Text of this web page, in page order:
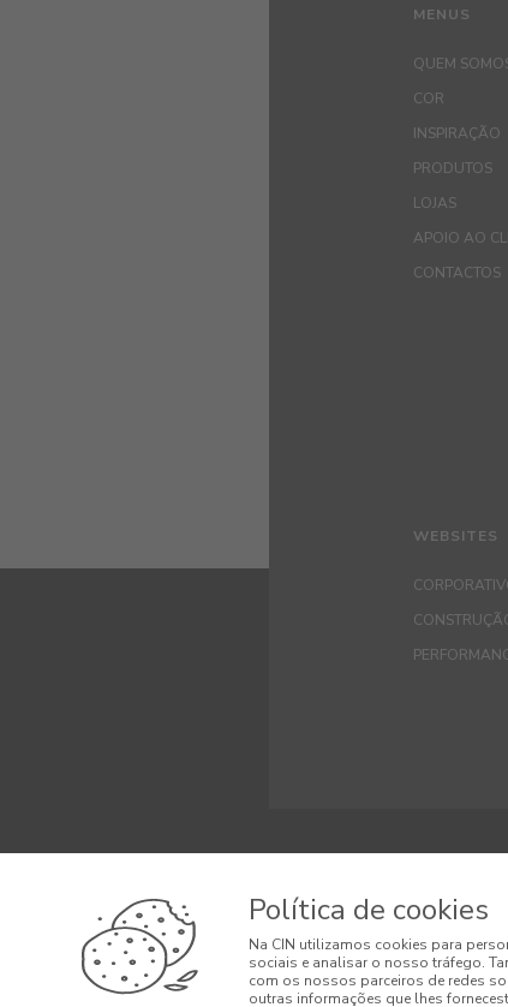
MENUS
QUEM
COR
INSPIRAÇÃO
PRODUTOS
LOJAS
APOIO AO
CONTACTOS
WEBSITES
Termos e
Condições
Política de cookies
Na CIN utilizamos cookies para
sociais e analisar o nosso tráfego.
com os nossos parceiros de redes
outras informações que lhes